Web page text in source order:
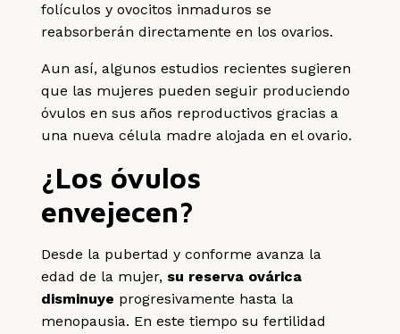
folículos y ovocitos inmaduros se
reabsorberán directamente en los ovarios.
Aun así, algunos estudios recientes sugieren
que las mujeres pueden seguir produciendo
óvulos en sus años reproductivos gracias a
una nueva célula madre alojada en el ovario.
¿Los óvulos
envejecen?
Desde la pubertad y conforme avanza la
edad de la mujer, su reserva ovárica
disminuye progresivamente hasta la
menopausia. En este tiempo su fertilidad